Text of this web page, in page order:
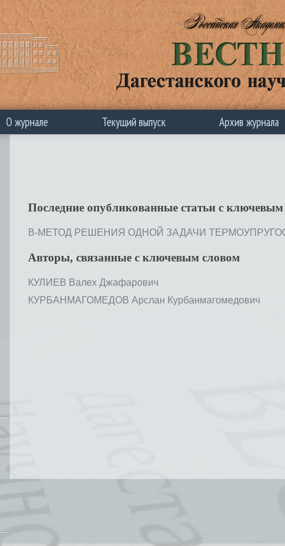
О журнале Текущий выпуск Архив журнала
Последние опубликованные статьи c
В-МЕТОД РЕШЕНИЯ ОДНОЙ ЗАДАЧИ
Авторы, связанные с ключевым словом
КУЛИЕВ Валех Джафарович
КУРБАНМАГОМЕДОВ Арслан Курбанмагомедович